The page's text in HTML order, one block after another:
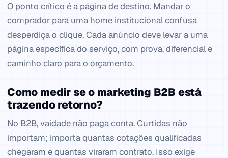
O ponto crítico é a página de destino. Mandar o
comprador para uma home institucional confusa
desperdiça o clique. Cada anúncio deve levar a uma
página específica do serviço, com prova, diferencial e
caminho claro para o orçamento.
Como medir se o marketing B2B está
trazendo retorno?
No B2B, vaidade não paga conta. Curtidas não
importam; importa quantas cotações qualificadas
chegaram e quantas viraram contrato. Isso exige